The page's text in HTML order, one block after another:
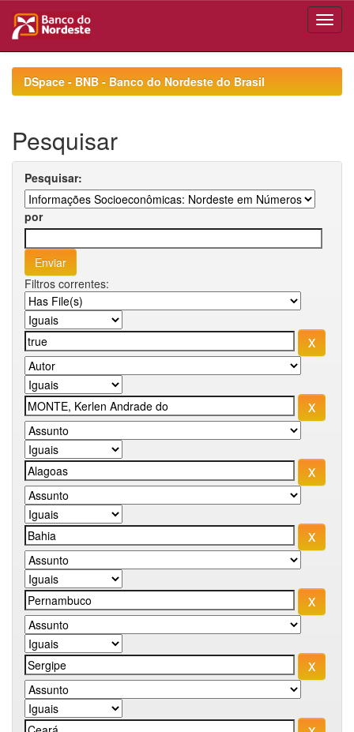
navigationDSpace - BNB - Banco do Nordeste do Brasil
Pesquisar
Pesquisar:
por
Filtros correntes: